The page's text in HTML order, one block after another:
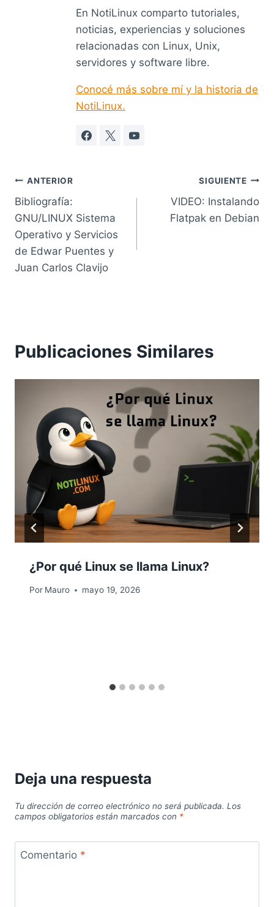
En NotiLinux comparto tutoriales,
noticias, experiencias y soluciones
relacionadas con Linux, Unix,
servidores y software libre.
Conocé más sobre mí y la historia de
NotiLinux.
Navegación
de
entradas
ANTERIOR
Bibliografía:
GNU/LINUX Sistema
Operativo y Servicios
de Edwar Puentes y
Juan Carlos Clavijo
SIGUIENTE
VIDEO: Instalando
Flatpak en Debian
Publicaciones Similares
¿Por qué Linux se llama Linux?
Por Mauro mayo 19, 2026
Deja una respuesta
Tu dirección de correo electrónico no será publicada. Los
campos obligatorios están marcados con *
Comentario *